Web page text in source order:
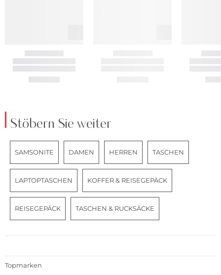
Stöbern Sie weiter
SAMSONITE DAMEN HERREN TASCHEN
LAPTOPTASCHEN KOFFER & REISEGEPÄCK
REISEGEPÄCK TASCHEN & RUCKSÄCKE
Topmarken